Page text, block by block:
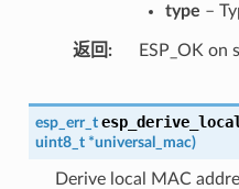
type –
返回 ESP_OK on
esp_err_t
uint8_t *universal_mac)
Derive local MAC